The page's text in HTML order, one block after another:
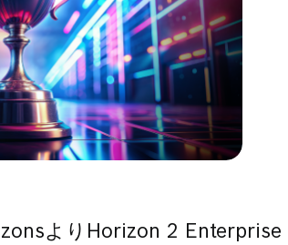
よりHorizon 2 Enterprise